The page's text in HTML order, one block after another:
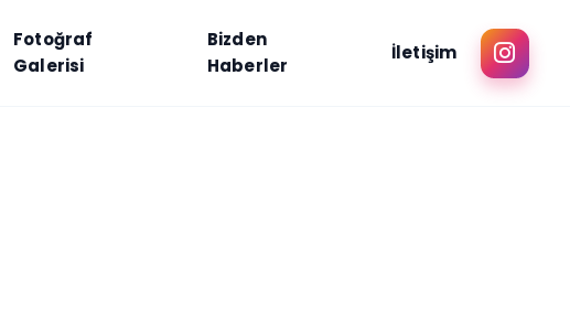
Fotoğraf
Galerisi
Bizden
Haberler
İletişim